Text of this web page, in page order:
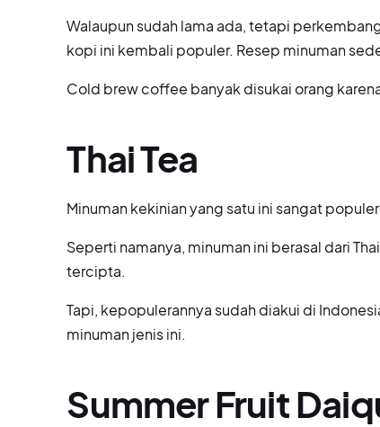
Walaupun sudah lama ada, tetapi
kopi ini kembali populer. Resep minuman
Cold brew coffee banyak disukai orang
Thai Tea
Minuman kekinian yang satu ini sangat
Seperti namanya, minuman ini berasal dari
tercipta.
Tapi, kepopulerannya sudah diakui di
minuman jenis ini.
Summer Fruit